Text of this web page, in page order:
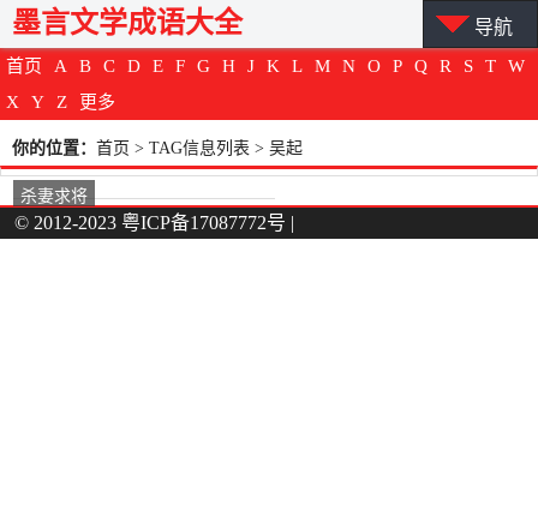
首页 A B C D E F G H J K L M N O P Q R S T
W
X
Y Z 更多
墨言文学成语大全 导航
你的位置： 首页 > TAG信息列表 > 吴起
杀妻求将
© 2012-2023 粤ICP备17087772号 |